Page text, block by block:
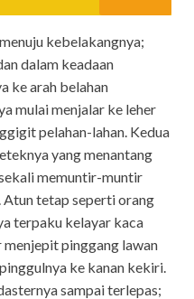
kebelakangnya;
dalam keadaan
ke arah belahan
mulai menjalar ke leher
pelahan-lahan. Kedua
yang menantang
memuntir-muntir
Atun tetap seperti orang
terpaku kelayar kaca
pinggang lawan
ke kanan kekiri.
sampai terlepas;